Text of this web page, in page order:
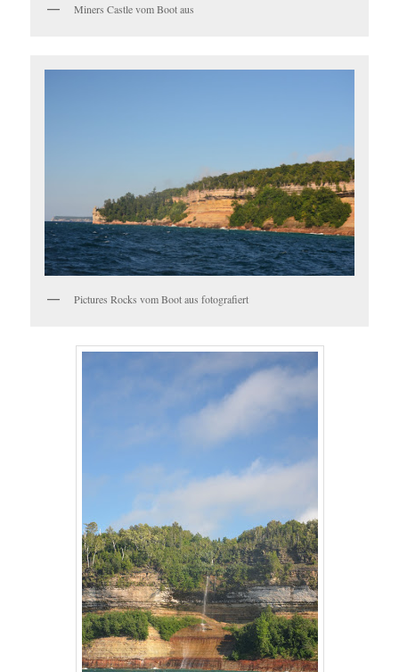
Miners Castle vom Boot aus
Pictures Rocks vom Boot aus fotografiert